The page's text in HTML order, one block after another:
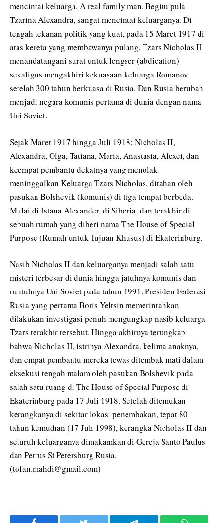
mencintai keluarga. A real family man. Begitu pula
Tzarina Alexandra, sangat mencintai keluarganya. Di
tengah tekanan politik yang kuat, pada 15 Maret 1917 di
atas kereta yang membawanya pulang, Tzars Nicholas II
menandatangani surat untuk lengser (abdication)
sekaligus mengakhiri kekuasaan keluarga Romanov
setelah 300 tahun berkuasa di Rusia. Dan Rusia berubah
menjadi negara komunis pertama di dunia dengan nama
Uni Soviet.
Sejak Maret 1917 hingga Juli 1918; Nicholas II,
Alexandra, Olga, Tatiana, Maria, Anastasia, Alexei, dan
keempat pembantu dekatnya yang menolak
meninggalkan Keluarga Tzars Nicholas, ditahan oleh
pasukan Bolshevik (komunis) di tiga tempat berbeda.
Mulai di Istana Alexander, di Siberia, dan terakhir di
sebuah rumah yang diberi nama The House of Special
Purpose (Rumah untuk Tujuan Khusus) di Ekaterinburg.
Nasib Nicholas II dan keluarganya menjadi salah satu
misteri terbesar di dunia hingga jatuhnya komunis dan
runtuhnya Uni Soviet pada tahun 1991. Presiden Federasi
Rusia yang pertama Boris Yeltsin memerintahkan
dilakukan investigasi penuh mengungkap nasib keluarga
Tzars terakhir tersebut. Hingga akhirnya terungkap
bahwa Nicholas II, istrinya Alexandra, kelima anaknya,
dan empat pembantu mereka tewas ditembak mati dalam
eksekusi tengah malam oleh pasukan Bolshevik pada
salah satu ruang di The House of Special Purpose di
Ekaterinburg pada 17 Juli 1918. Setelah ditemukan
kerangkanya di sekitar lokasi penembakan, tepat 80
tahun kemudian (17 Juli 1998), kerangka Nicholas II dan
seluruh keluarganya dimakamkan di Gereja Santo Paulus
dan Petrus St Petersburg Rusia.
(tofan.mahdi@gmail.com)